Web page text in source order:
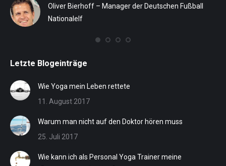
Oliver Bierhoff – Manager der Deutschen Fußball
Nationalelf
Letzte Blogeinträge
Wie Yoga mein Leben rettete
11. August 2017
Warum man nicht auf den Doktor hören muss
25. Juli 2017
Wie kann ich als Personal Yoga Trainer meine